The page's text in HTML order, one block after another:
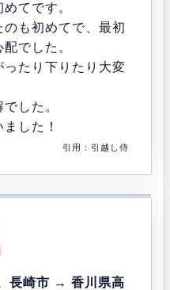
てです。
も初めてで、最初
でした。
ったり下りたり大変
した。
した！
引用：引越し侍
長崎市 → 香川県高